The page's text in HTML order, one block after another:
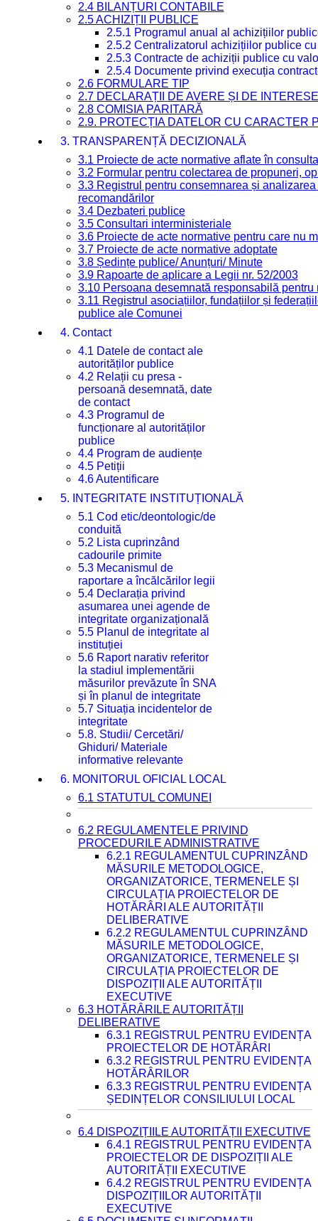
2.4 BILANȚURI CONTABILE
2.5 ACHIZIȚII PUBLICE
2.5.1 Programul anual al achizițiilor
2.5.2 Centralizatorul achizițiilor publice
2.5.3 Contracte de achiziții publice cu
2.5.4 Documente privind execuția
2.6 FORMULARE TIP
2.7 DECLARAȚII DE AVERE ȘI DE INTERESE
2.8 COMISIA PARITARĂ
2.9. PROTECȚIA DATELOR CU CARACTER
3. TRANSPARENȚĂ DECIZIONALĂ
3.1 Proiecte de acte normative aflate în
3.2 Formular pentru colectarea de propuneri,
3.3 Registrul pentru consemnarea și
recomandărilor
3.4 Dezbateri publice
3.5 Consultari interministeriale
3.6 Proiecte de acte normative pentru care nu
3.7 Proiecte de acte normative adoptate
3.8 Ședințe publice/ Anunțuri/ Minute
3.9 Rapoarte de aplicare a Legii nr. 52/2003
3.10 Persoana desemnată responsabilă
3.11 Registrul asociațiilor, fundațiilor și
publice ale Comunei
4. Contact
4.1 Datele de contact ale
autorităților publice
4.2 Relații cu presa -
persoană desemnată, date
de contact
4.3 Programul de
funcționare al autorităților
publice
4.4 Program de audiențe
4.5 Petiții
4.6 Autentificare
5. INTEGRITATE INSTITUȚIONALĂ
5.1 Cod etic/deontologic/de
conduită
5.2 Lista cuprinzând
cadourile primite
5.3 Mecanismul de
raportare a încălcărilor legii
5.4 Declarația privind
asumarea unei agende de
integritate organizațională
5.5 Planul de integritate al
instituției
5.6 Raport narativ referitor
la stadiul implementării
măsurilor prevăzute în SNA
și în planul de integritate
5.7 Situația incidentelor de
integritate
5.8. Studii/ Cercetări/
Ghiduri/ Materiale
informative relevante
6. MONITORUL OFICIAL LOCAL
6.1 STATUTUL COMUNEI
6.2 REGULAMENTELE PRIVIND
PROCEDURILE ADMINISTRATIVE
6.2.1 REGULAMENTUL CUPRINZÂND
MĂSURILE METODOLOGICE,
ORGANIZATORICE, TERMENELE ȘI
CIRCULAȚIA PROIECTELOR DE
HOTĂRÂRI ALE AUTORITĂȚII
DELIBERATIVE
6.2.2 REGULAMENTUL CUPRINZÂND
MĂSURILE METODOLOGICE,
ORGANIZATORICE, TERMENELE ȘI
CIRCULAȚIA PROIECTELOR DE
DISPOZIȚII ALE AUTORITĂȚII
EXECUTIVE
6.3 HOTĂRÂRILE AUTORITĂȚII
DELIBERATIVE
6.3.1 REGISTRUL PENTRU EVIDENȚA
PROIECTELOR DE HOTĂRÂRI
6.3.2 REGISTRUL PENTRU EVIDENȚA
HOTĂRÂRILOR
6.3.3 REGISTRUL PENTRU EVIDENȚA
ȘEDINȚELOR CONSILIULUI LOCAL
6.4 DISPOZIȚIILE AUTORITĂȚII EXECUTIVE
6.4.1 REGISTRUL PENTRU EVIDENȚA
PROIECTELOR DE DISPOZIȚII ALE
AUTORITĂȚII EXECUTIVE
6.4.2 REGISTRUL PENTRU EVIDENȚA
DISPOZIȚIILOR AUTORITĂȚII
EXECUTIVE